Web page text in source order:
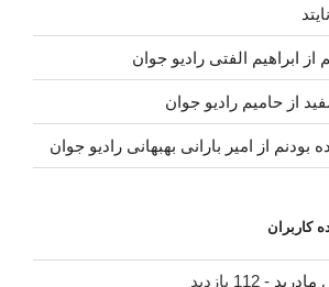
ابراهیم الفتی رادیو جوان
از حامیم رادیو جوان
بودنم از امیر بارانی بهبهانی رادیو جوان
کاربران
مادرید - 112 بازدید